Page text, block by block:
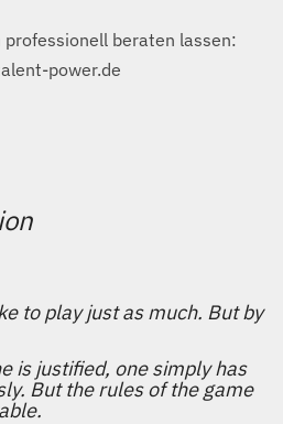
professionell beraten lassen:
power.de
to play just as much. But by
is justified, one simply has
But the rules of the game